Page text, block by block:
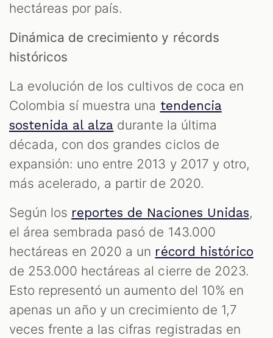
hectáreas por país.
Dinámica de crecimiento y récords
históricos
La evolución de los cultivos de coca en
Colombia sí muestra una tendencia
sostenida al alza durante la última
década, con dos grandes ciclos de
expansión: uno entre 2013 y 2017 y otro,
más acelerado, a partir de 2020.
Según los reportes de Naciones Unidas,
el área sembrada pasó de 143.000
hectáreas en 2020 a un récord histórico
de 253.000 hectáreas al cierre de 2023.
Esto representó un aumento del 10% en
apenas un año y un crecimiento de 1,7
veces frente a las cifras registradas en